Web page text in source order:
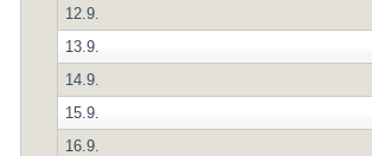
12.9.
13.9.
14.9.
15.9.
16.9.